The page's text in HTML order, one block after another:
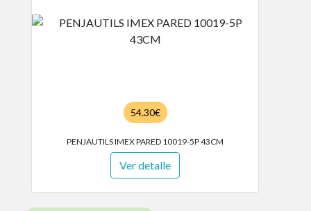
54.30€
PENJAUTILS IMEX PARED 10019-5P 43CM
Ver detalle